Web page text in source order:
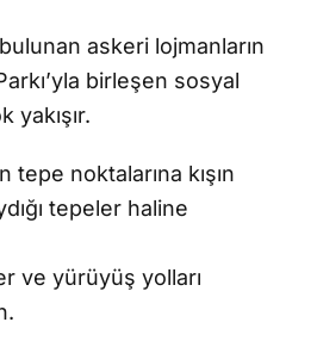
askeri lojmanların
birleşen sosyal
yakışır.
tepe noktalarına kışın
tepeler haline
ve yürüyüş yolları